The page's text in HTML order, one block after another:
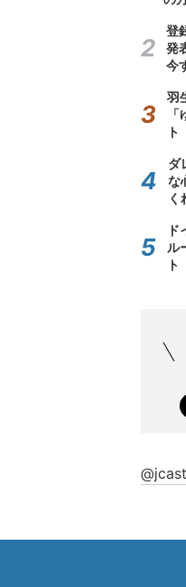
登
発
今
羽
ダ
な
く
ル